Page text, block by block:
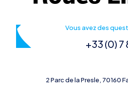
Vous avez des
+33 (0) 7
2 Parc de la Presle, 70160